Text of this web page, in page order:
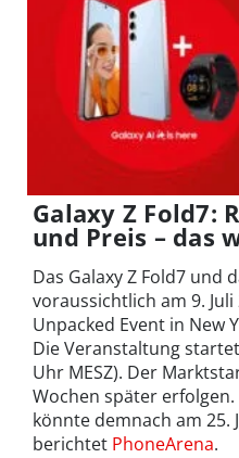
Galaxy Z Fold7:
und Preis – das
Das Galaxy Z Fold7 und
voraussichtlich am 9.
Unpacked Event in New
Die Veranstaltung
Uhr MESZ). Der
Wochen später
könnte demnach am 25.
berichtet PhoneArena.